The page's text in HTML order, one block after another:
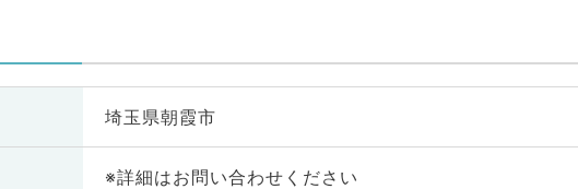
埼玉県朝霞市
※詳細はお問い合わせください